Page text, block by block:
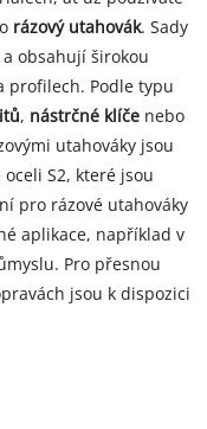
rázový utahovák. Sady
obsahují širokou
profilech. Podle typu
, nástrčné klíče nebo
utahováky jsou
S2, které jsou
pro rázové utahováky
aplikace, například v
Pro přesnou
jsou k dispozici